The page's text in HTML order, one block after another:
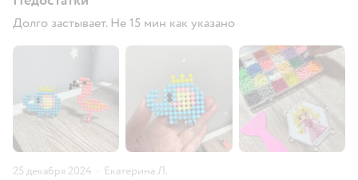
Долго застывает. Не 15 мин как указано
25 декабря 2024 · Екатерина Л.